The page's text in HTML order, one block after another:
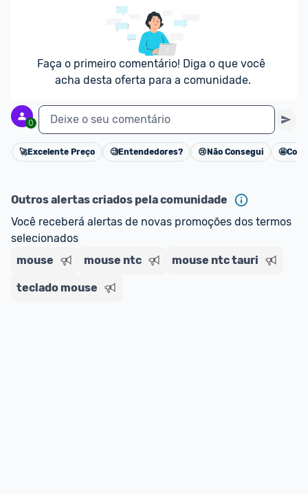
Faça o primeiro comentário! Diga o que você
acha desta oferta para a comunidade.
0 Deixe o seu comentário
Cancelar
🚀Excelente Preço 🧐Entendedores? 😢 Não Consegui 🤩
Outros alertas criados pela comunidade
Você receberá alertas de novas promoções dos termos
selecionados
mouse
mouse ntc mouse ntc tauri
teclado mouse